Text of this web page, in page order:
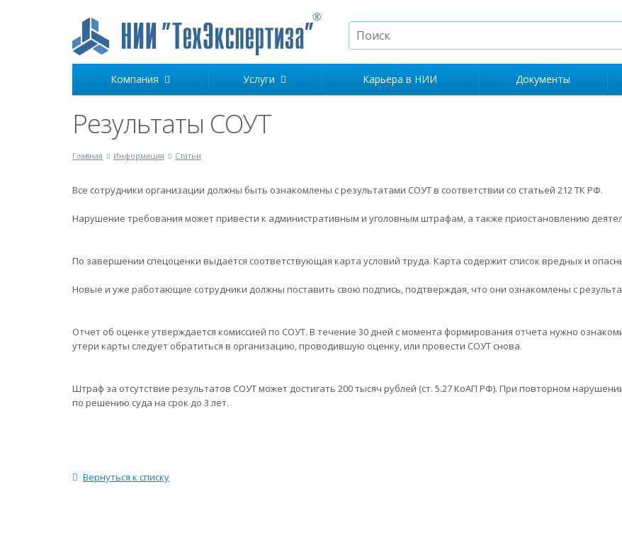
Компания Услуги Карьера в НИИ Документы
Результаты СОУТ
Главная Информация Статьи
Все сотрудники организации должны быть ознакомлены с результатами СОУТ в соответствии со статьей 212 ТК РФ.
Нарушение требования может привести к административным и уголовным штрафам, а также приостановлению
По завершении спецоценки выдается соответствующая карта условий труда. Карта содержит список вредных и
Новые и уже работающие сотрудники должны поставить свою подпись, подтверждая, что они ознакомлены с
Отчет об оценке утверждается комиссией по СОУТ. В течение 30 дней с момента формирования отчета нужно
утери карты следует обратиться в организацию, проводившую оценку, или провести СОУТ снова.
Штраф за отсутствие результатов СОУТ может достигать 200 тысяч рублей (ст. 5.27 КоАП РФ). При повторном
по решению суда на срок до 3 лет.
Вернуться к списку